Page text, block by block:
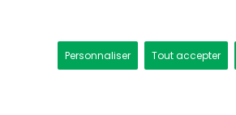
Personnaliser Tout accepter